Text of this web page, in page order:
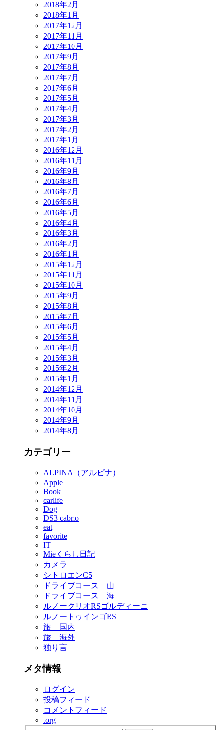
2018年2月
2018年1月
2017年12月
2017年11月
2017年10月
2017年9月
2017年8月
2017年7月
2017年6月
2017年5月
2017年4月
2017年3月
2017年2月
2017年1月
2016年12月
2016年11月
2016年9月
2016年8月
2016年7月
2016年6月
2016年5月
2016年4月
2016年3月
2016年2月
2016年1月
2015年12月
2015年11月
2015年10月
2015年9月
2015年8月
2015年7月
2015年6月
2015年5月
2015年4月
2015年3月
2015年2月
2015年1月
2014年12月
2014年11月
2014年10月
2014年9月
2014年8月
カテゴリー
ALPINA（アルピナ）
Apple
Book
carlife
Dog
DS3 cabrio
eat
favorite
IT
Mieくらし日記
カメラ
シトロエンC5
ドライブコース 山
ドライブコース 海
ルノークリオRSゴルディーニ
ルノートゥインゴRS
旅 国内
旅 海外
独り言
メタ情報
ログイン
投稿フィード
コメントフィード
.org